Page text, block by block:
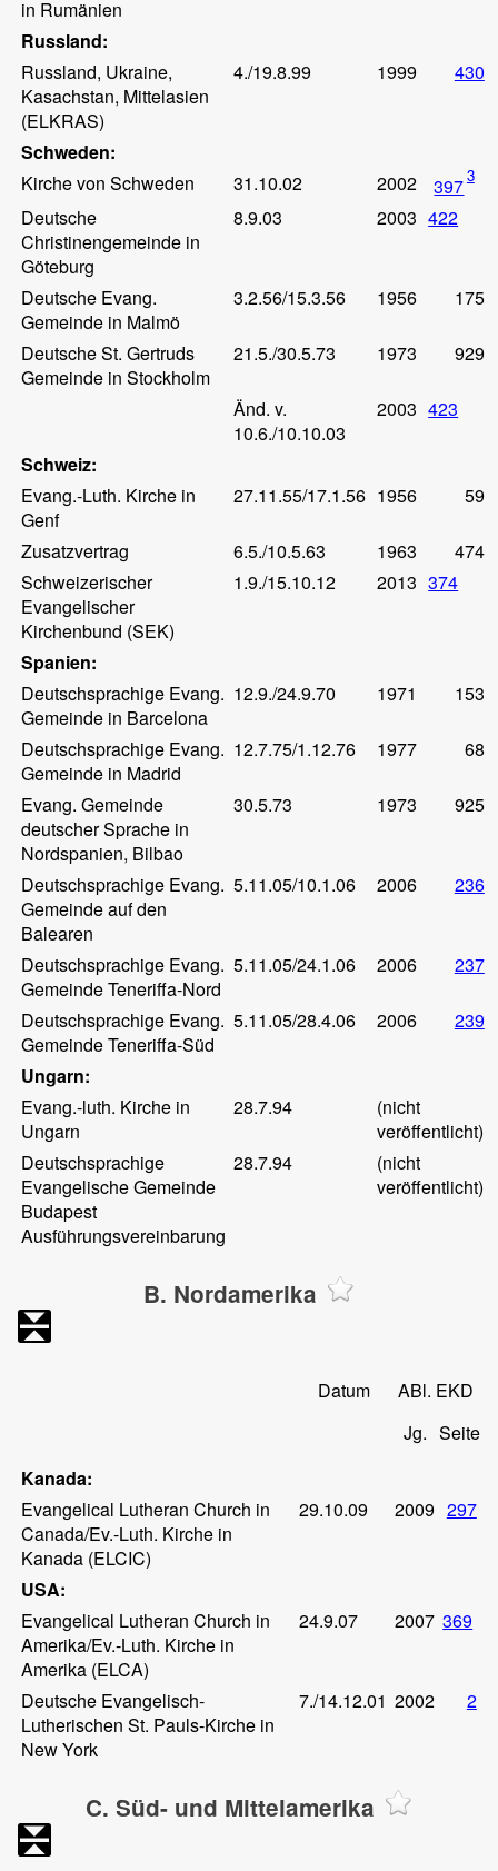
in Rumänien
Russland:
Russland, Ukraine,
Kasachstan, Mittelasien
(ELKRAS)
4./19.8.99 1999 430
Schweden:
Kirche von Schweden
31.10.02 2002 3973
Deutsche
Christinengemeinde in
Göteburg
8.9.03 2003 422
Deutsche Evang.
Gemeinde in Malmö
3.2.56/15.3.56 1956 175
Deutsche St. Gertruds
Gemeinde in Stockholm
21.5./30.5.73 1973 929
Änd. v.
10.6./10.10.03
2003 423
Schweiz:
Evang.-Luth. Kirche in
Genf
27.11.55/17.1.56 1956 59
Zusatzvertrag 6.5./10.5.63 1963
474
Schweizerischer
Evangelischer
Kirchenbund (SEK)
1.9./15.10.12 2013 374
Spanien:
Deutschsprachige Evang.
Gemeinde in Barcelona
12.9./24.9.70 1971 153
Deutschsprachige Evang.
Gemeinde in Madrid
12.7.75/1.12.76 1977 68
Evang. Gemeinde
deutscher Sprache in
Nordspanien, Bilbao
30.5.73 1973 925
Deutschsprachige Evang.
Gemeinde auf den
Balearen
5.11.05/10.1.06 2006 236
Deutschsprachige Evang.
Gemeinde Teneriffa-Nord
5.11.05/24.1.06 2006 237
Deutschsprachige Evang.
Gemeinde Teneriffa-Süd
5.11.05/28.4.06 2006 239
Ungarn:
Evang.-luth. Kirche in
Ungarn
28.7.94
(nicht
veröffentlicht)
Deutschsprachige
Evangelische Gemeinde
Budapest
Ausführungsvereinbarung
28.7.94
(nicht
veröffentlicht)
B. Nordamerika
Datum
ABl. EKD
Jg. Seite
Kanada:
Evangelical Lutheran Church in
Canada/Ev.-Luth. Kirche in
Kanada (ELCIC)
29.10.09 2009 297
USA:
Evangelical Lutheran Church in
Amerika/Ev.-Luth. Kirche in
Amerika (ELCA)
24.9.07 2007 369
Deutsche Evangelisch-
Lutherischen St. Pauls-Kirche in
New York
7./14.12.01 2002 2
C. Süd- und Mittelamerika